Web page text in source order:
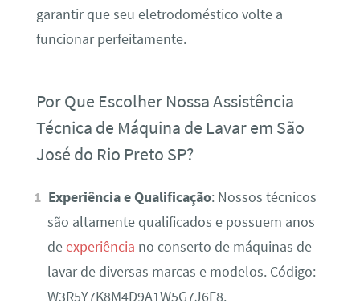
garantir que seu eletrodoméstico volte a
funcionar perfeitamente.
Por Que Escolher Nossa Assistência
Técnica de Máquina de Lavar em São
José do Rio Preto SP?
Experiência e Qualificação: Nossos técnicos
são altamente qualificados e possuem anos
deexperiência no conserto de máquinas de
lavar de diversas marcas e modelos. Código:
W3R5Y7K8M4D9A1W5G7J6F8.